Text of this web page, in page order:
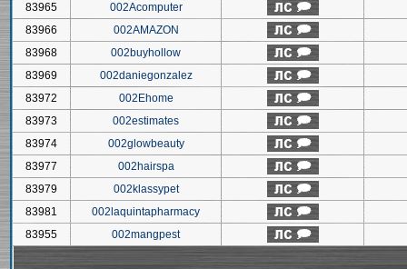
83965
002Acomputer
83966
002AMAZON
83968
002buyhollow
83969
002daniegonzalez
83972
002Ehome
83973
002estimates
83974
002glowbeauty
83977
002hairspa
83979
002klassypet
83981
002laquintapharmacy
83955
002mangpest